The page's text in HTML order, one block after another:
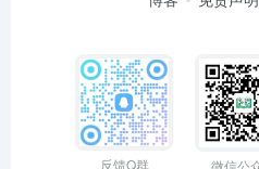
反馈Q群